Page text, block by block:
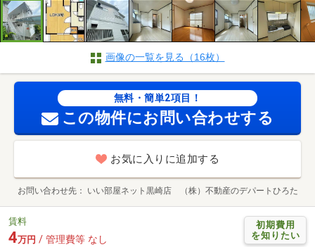
画像の一覧を見る（16枚）
無料・簡単2項目！
この物件にお問い合わせする
お気に入りに追加する
お問い合わせ先 いい部屋ネット黒崎店 （株）不動産のデパートひろた
初期費用
を知りたい
賃料
4万円 / 管理費等 なし